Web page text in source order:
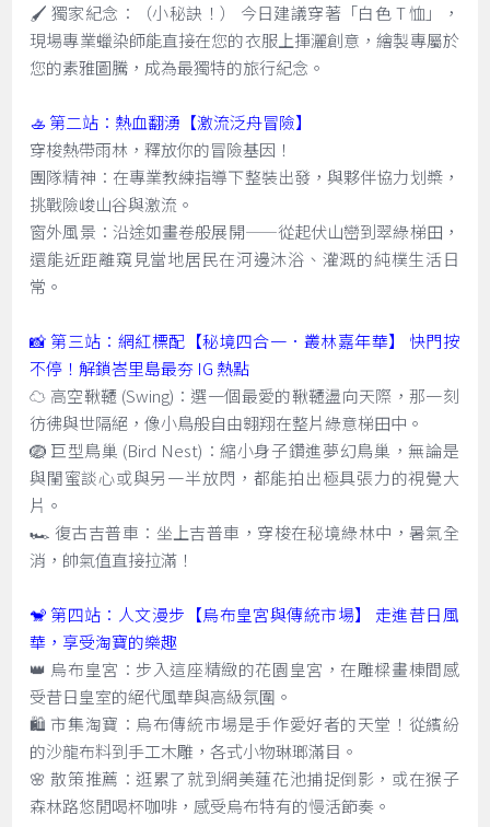
🖌️ 獨家紀念：（小秘訣！） 今日建議穿著「白色 T 恤」，
現場專業蠟染師能直接在您的衣服上揮灑創意，繪製專屬於
您的素雅圖騰，成為最獨特的旅行紀念。
🚣 第二站：熱血翻湧【激流泛舟冒險】
穿梭熱帶雨林，釋放你的冒險基因！
團隊精神：在專業教練指導下整裝出發，與夥伴協力划槳，
挑戰險峻山谷與激流。
窗外風景：沿途如畫卷般展開——從起伏山巒到翠綠梯田，
還能近距離窺見當地居民在河邊沐浴、灌溉的純樸生活日
常。
📸 第三站：網紅標配【秘境四合一．叢林嘉年華】 快門按
不停！解鎖峇里島最夯 IG 熱點
☁️ 高空鞦韆 (Swing)：選一個最愛的鞦韆盪向天際，那一刻
彷彿與世隔絕，像小鳥般自由翱翔在整片綠意梯田中。
🪺 巨型鳥巢 (Bird Nest)：縮小身子鑽進夢幻鳥巢，無論是
與閨蜜談心或與另一半放閃，都能拍出極具張力的視覺大
片。
🏎️ 復古吉普車：坐上吉普車，穿梭在秘境綠林中，暑氣全
消，帥氣值直接拉滿！
🐒 第四站：人文漫步【烏布皇宮與傳統市場】 走進昔日風
華，享受淘寶的樂趣
👑 烏布皇宮：步入這座精緻的花園皇宮，在雕樑畫棟間感
受昔日皇室的絕代風華與高級氛圍。
🛍️ 市集淘寶：烏布傳統市場是手作愛好者的天堂！從繽紛
的沙龍布料到手工木雕，各式小物琳瑯滿目。
🌸 散策推薦：逛累了就到網美蓮花池捕捉倒影，或在猴子
森林路悠閒喝杯咖啡，感受烏布特有的慢活節奏。